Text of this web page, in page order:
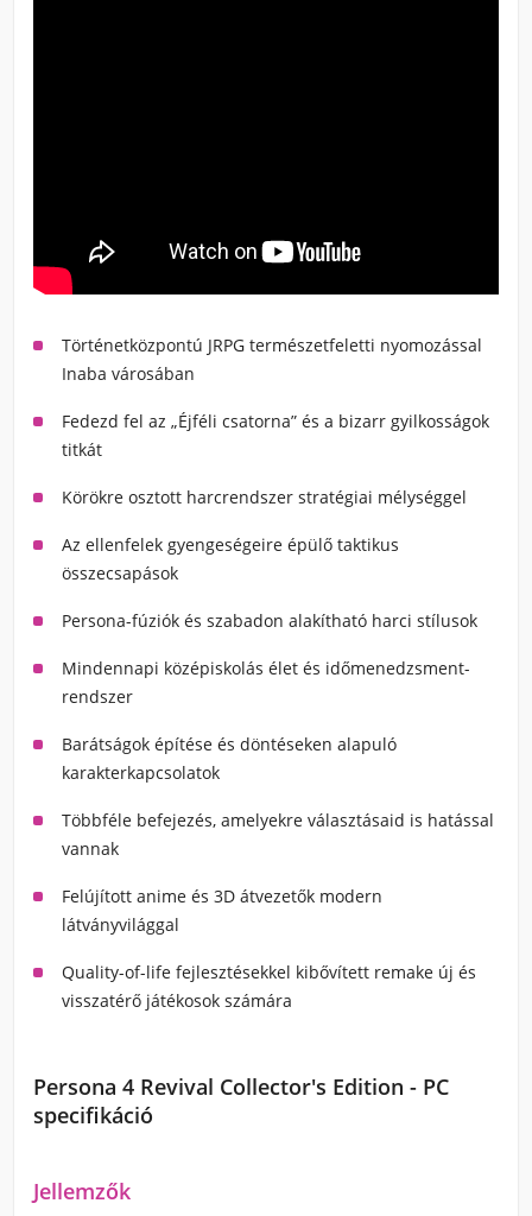
Történetközpontú JRPG természetfeletti nyomozással
Inaba városában
Fedezd fel az „Éjféli csatorna” és a bizarr gyilkosságok
titkát
Körökre osztott harcrendszer stratégiai mélységgel
Az ellenfelek gyengeségeire épülő taktikus
összecsapások
Persona-fúziók és szabadon alakítható harci stílusok
Mindennapi középiskolás élet és időmenedzsment-
rendszer
Barátságok építése és döntéseken alapuló
karakterkapcsolatok
Többféle befejezés, amelyekre választásaid is hatással
vannak
Felújított anime és 3D átvezetők modern
látványvilággal
Quality-of-life fejlesztésekkel kibővített remake új és
visszatérő játékosok számára
Persona 4 Revival Collector's Edition - PC
specifikáció
Jellemzők